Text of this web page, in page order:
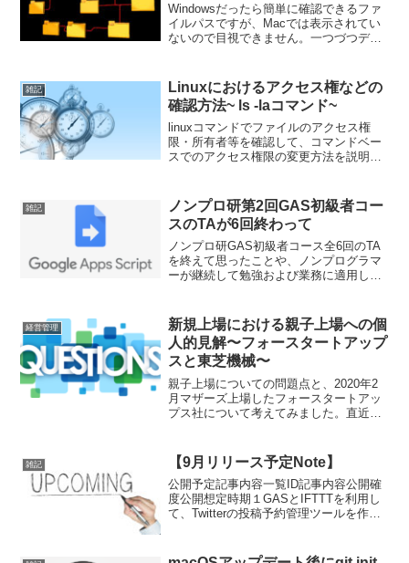
Windowsだったら簡単に確認できるファ
イルパスですが、Macでは表示されてい
ないので目視できません。一つづつディ
イルパスがコピーできます。
雑記
Linuxにおけるアクセス権などの
確認方法~ ls -laコマンド~
linuxコマンドでファイルのアクセス権
限・所有者等を確認して、コマンドベー
スでのアクセス権限の変更方法を説明し
す。
雑記
ノンプロ研第2回GAS初級者コー
スのTAが6回終わって
ノンプロ研GAS初級者コース全6回のTA
を終えて思ったことや、ノンプログラマ
ーが継続して勉強および業務に適用して
経営管理
新規上場における親子上場への個
人的見解〜フォースタートアップ
スと東芝機械〜
親子上場についての問題点と、2020年2
月マザーズ上場したフォースタートアッ
プス社について考えてみました。直近事
も含めて思うところをまとめました。
雑記 【9月リリース予定Note】
公開予定記事内容一覧ID記事内容公開確
度公開想定時期１GASとIFTTTを利用し
て、Twitterの投稿予約管理ツールを作る
ョン・特定ページ訪問 et...